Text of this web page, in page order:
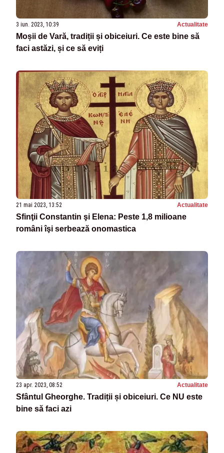
3 iun. 2023, 10:39 Actualitate
Moșii de Vară, tradiții și obiceiuri. Ce este bine să
faci astăzi, și ce să eviți
21 mai 2023, 13:52 Actualitate
Sfinţii Constantin şi Elena: Peste 1,8 milioane
români îşi serbează onomastica
23 apr. 2023, 08:52 Actualitate
Sfântul Gheorghe. Tradiții și obiceiuri. Ce NU este
bine să faci azi